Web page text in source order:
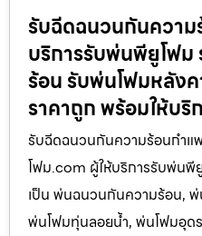
รับฉีดฉนวนกันความ
บริการรับพ่นพียูโฟ
ร้อน รับพ่นโฟมหลัง
ราคาถูก พร้อมให้บริ
รับฉีดฉนวนกันความร้อนกำแ
โฟม.com ผู้ให้บริการรับพ่นพี
เป็น พ่นฉนวนกันความร้อน,
พ่นโฟมทุ่นลอยน้ำ, พ่นโฟมอุด